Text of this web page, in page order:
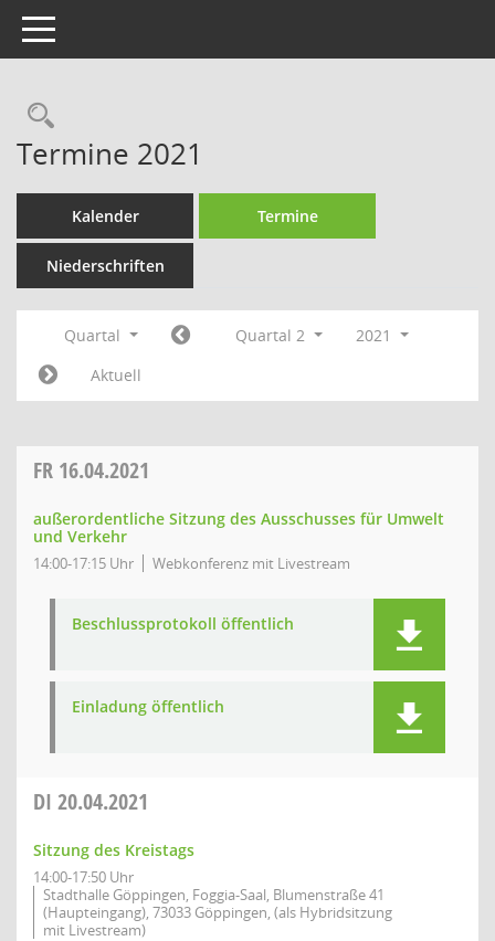
Toggle navigation
Rechercheauswahl
Termine 2021
Kalender Termine
Niederschriften
Quartal Quartal 2
2021
Aktuell
FR 16.04.2021
außerordentliche Sitzung des Ausschusses für Umwelt
und Verkehr
14:00-17:15 Uhr Webkonferenz mit Livestream
Beschlussprotokoll öffentlich
Einladung öffentlich
DI 20.04.2021
Sitzung des Kreistags
14:00-17:50 Uhr
Stadthalle Göppingen, Foggia-Saal, Blumenstraße 41
(Haupteingang), 73033 Göppingen, (als Hybridsitzung
mit Livestream)